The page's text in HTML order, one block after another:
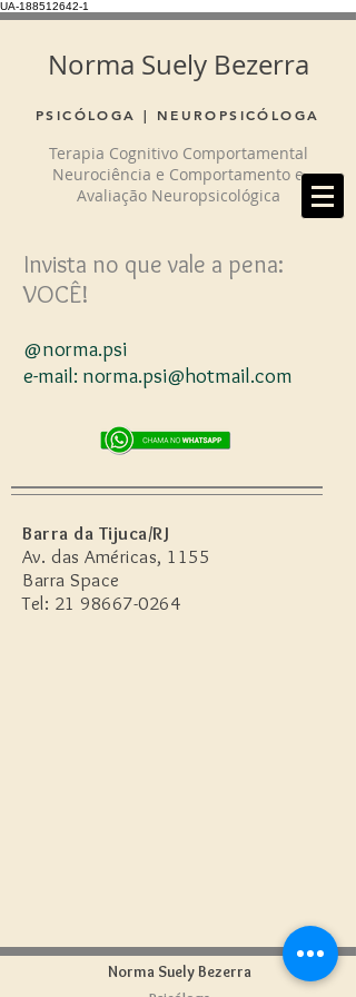
UA-188512642-1
Norma Suely Bezerra
PSICÓLOGA | NEUROPSICÓLOGA
Terapia Cognitivo Comportamental
Neurociência e Comportamento e
Avaliação Neuropsicológica
Invista no que vale a pena:
VOCÊ!
@norma.psi
e-mail: norma.psi@hotmail.com
Barra da Tijuca/RJ
Av. das Américas, 1155
Barra Space
Tel: 21 98667-0264
Norma Suely Bezerra